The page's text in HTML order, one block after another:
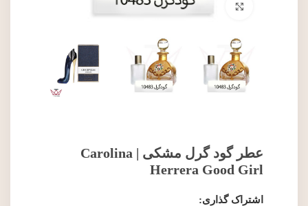
برای بزرگنمایی کلیک کنید
عطر گود گرل مشکی | Carolina
Herrera Good Girl
اشتراک گذاری: